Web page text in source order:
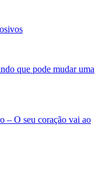
que pode mudar uma
– O seu coração vai ao